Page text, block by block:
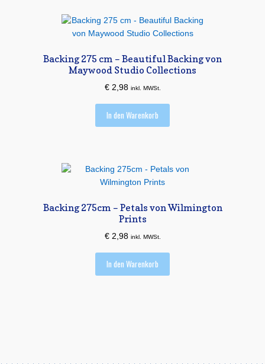
Backing 275 cm – Beautiful Backing von
Maywood Studio Collections
€2,98 inkl. MWSt.
In den Warenkorb
Backing 275cm – Petals von Wilmington
Prints
€2,98 inkl. MWSt.
In den Warenkorb